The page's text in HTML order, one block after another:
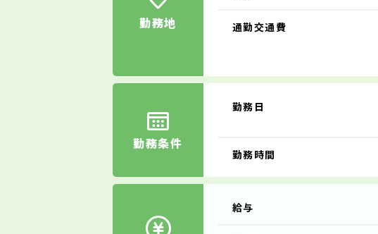
勤務地 通勤交通費
勤務条件
勤務日
勤務時間
給与